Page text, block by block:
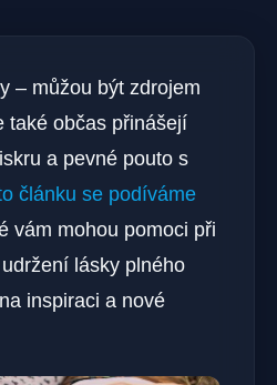
– můžou být zdrojem
také občas přinášejí
a pevné pouto s
článku se podíváme
vám mohou pomoci při
lásky plného
inspiraci a nové